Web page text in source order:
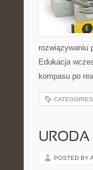
rozwiązywaniu
Edukacja
kompasu po
URODA
POSTED BY